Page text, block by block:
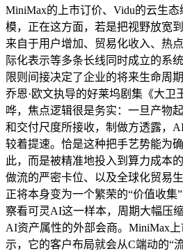
MiniMax的上市订价、Vidu的云生态
模，正在这方面，若是把视野放宽
来自于用户增加、贸易化收入、热
际化表示等多条长线同时成立的系
限则间接决定了企业的将来生命周
乔恩·欧文执导的好莱坞剧集《大卫
哗，焦点逻辑很是务实：一旦产物
和交付尺度所接收，制做方透露，
较着提速。恰是这种把手艺势能为
此，而是被精准地投入到算力成本
做流的严密卡位、以及全球化贸易
正将本身变为一个繁荣的“价值收集
察看可灵AI这一样本，周期大幅压
AI资产属性的外部会商。MiniMax
示，它的客户布局就会从C端动的“